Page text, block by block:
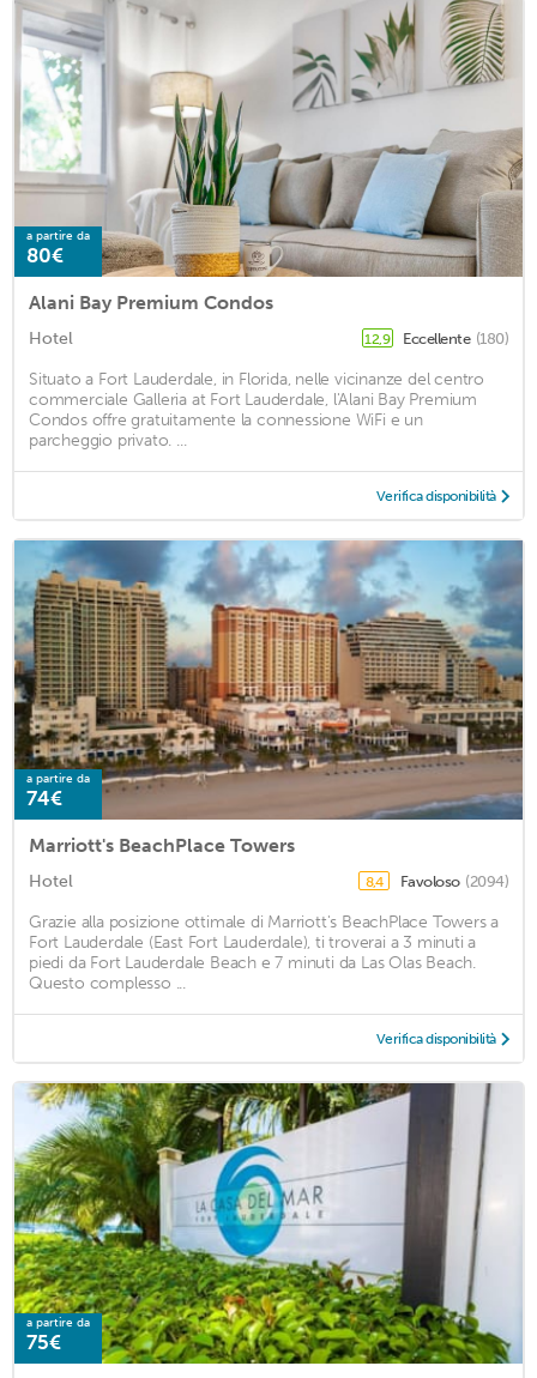
a partire da
80€
Alani Bay Premium Condos
Hotel 12,9 Eccellente (180)
Situato a Fort Lauderdale, in Florida, nelle vicinanze del centro
commerciale Galleria at Fort Lauderdale, l'Alani Bay Premium
Condos offre gratuitamente la connessione WiFi e un
parcheggio privato. ...
Verifica disponibilità
a partire da
74€
Marriott's BeachPlace Towers
Hotel 8,4 Favoloso (2094)
Grazie alla posizione ottimale di Marriott's BeachPlace Towers a
Fort Lauderdale (East Fort Lauderdale), ti troverai a 3 minuti a
piedi da Fort Lauderdale Beach e 7 minuti da Las Olas Beach.
Questo complesso ...
Verifica disponibilità
a partire da
75€